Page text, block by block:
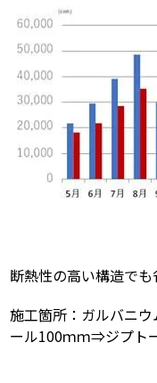
断熱性の高い構造で
施工箇所：ガルバニ
ール100ｍｍ⇒ジプト